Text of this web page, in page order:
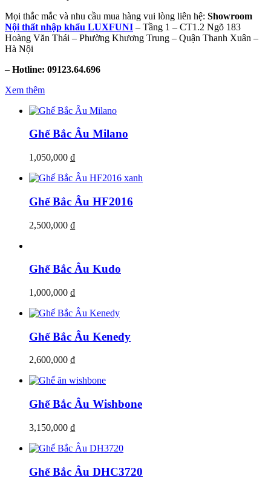
Mọi thắc mắc và nhu cầu mua hàng vui lòng liên hệ: Showroom
Nội thất nhập khẩu LUXFUNI – Tầng 1 – CT1.2 Ngõ 183
Hoàng Văn Thái – Phường Khương Trung – Quận Thanh Xuân –
Hà Nội
– Hotline: 09123.64.696
Xem thêm
Ghế Bắc Âu Milano
1,050,000 ₫
Ghế Bắc Âu HF2016
2,500,000 ₫
Ghế Bắc Âu Kudo
1,000,000 ₫
Ghế Bắc Âu Kenedy
2,600,000 ₫
Ghế Bắc Âu Wishbone
3,150,000 ₫
Ghế Bắc Âu DHC3720